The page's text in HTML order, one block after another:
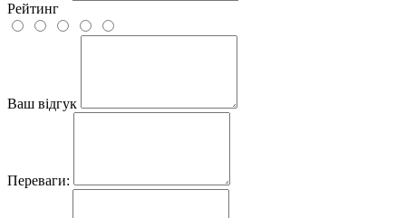
Рейтинг
Ваш відгук
Переваги: